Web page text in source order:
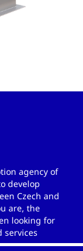
agency of
develop
Czech and
are, the
looking for
services